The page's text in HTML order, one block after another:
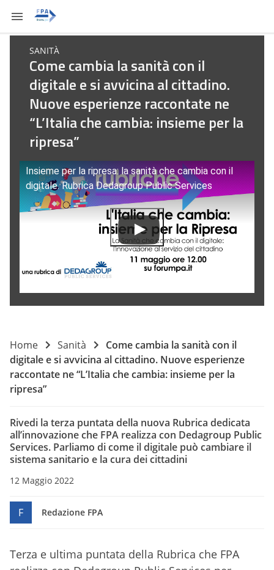
SANITÀ
Come cambia la sanità con il
digitale e si avvicina al cittadino.
Nuove esperienze raccontate ne
“L’Italia che cambia: insieme per la
ripresa”
Insieme per la ripresa: la sanità che cambia con il
digitale. Rubrica Dedagroup Public Services
Home Sanità
Come cambia la sanità con il
digitale e si avvicina al cittadino. Nuove esperienze
raccontate ne “L’Italia che cambia: insieme per la
ripresa”
Rivedi la terza puntata della nuova Rubrica dedicata
all’innovazione che FPA realizza con Dedagroup Public
Services. Parliamo di come il digitale può cambiare il
sistema sanitario e la cura dei cittadini
12 Maggio 2022
F Redazione FPA
Terza e ultima puntata della Rubrica che FPA